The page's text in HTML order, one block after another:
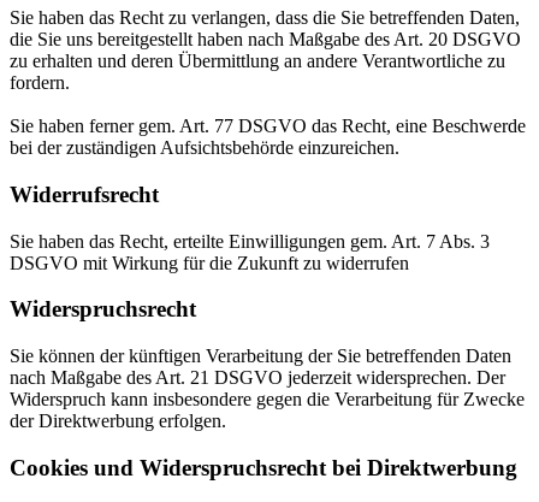
Sie haben das Recht zu verlangen, dass die Sie betreffenden Daten,
die Sie uns bereitgestellt haben nach Maßgabe des Art. 20 DSGVO
zu erhalten und deren Übermittlung an andere Verantwortliche zu
fordern.
Sie haben ferner gem. Art. 77 DSGVO das Recht, eine Beschwerde
bei der zuständigen Aufsichtsbehörde einzureichen.
Widerrufsrecht
Sie haben das Recht, erteilte Einwilligungen gem. Art. 7 Abs. 3
DSGVO mit Wirkung für die Zukunft zu widerrufen
Widerspruchsrecht
Sie können der künftigen Verarbeitung der Sie betreffenden Daten
nach Maßgabe des Art. 21 DSGVO jederzeit widersprechen. Der
Widerspruch kann insbesondere gegen die Verarbeitung für Zwecke
der Direktwerbung erfolgen.
Cookies und Widerspruchsrecht bei Direktwerbung